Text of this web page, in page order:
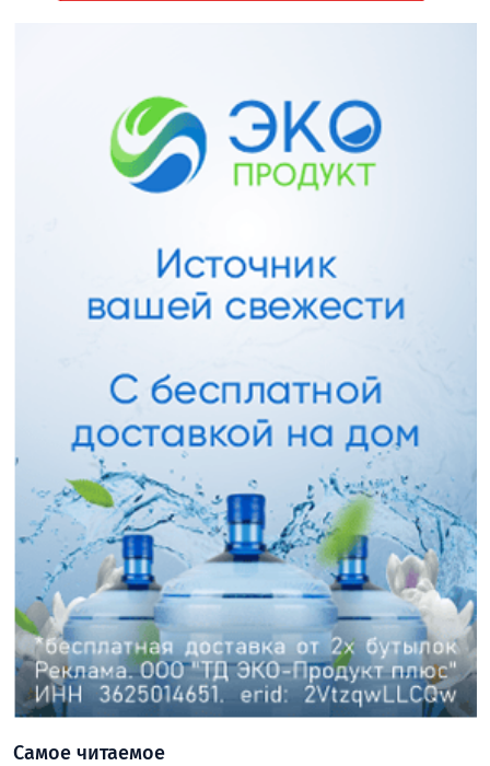
Самое читаемое